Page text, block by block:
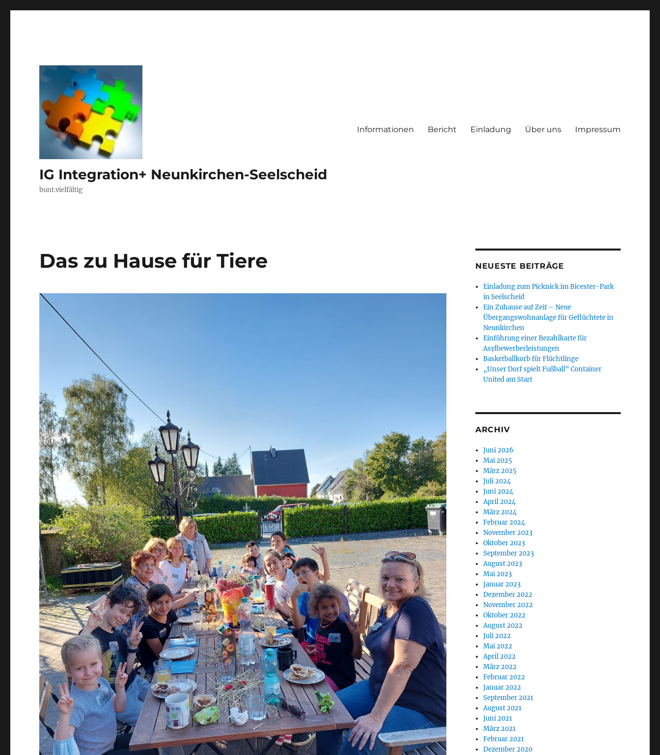
IG Integration+ Neunkirchen-Seelscheid
bunt.vielfältig
Informationen Bericht Einladung Über uns Impressum
Das zu Hause für Tiere NEUESTE BEITRÄGE
Einladung zum Picknick im Bicester-Park
in Seelscheid
Ein Zuhause auf Zeit – Neue
Übergangswohnanlage für Geflüchtete in
Neunkirchen
Einführung einer Bezahlkarte für
Asylbewerberleistungen
Basketballkorb für Flüchtlinge
„Unser Dorf spielt Fußball“ Container
United am Start
ARCHIV
Juni 2026
Mai 2025
März 2025
Juli 2024
Juni 2024
April 2024
März 2024
Februar 2024
November 2023
Oktober 2023
September 2023
August 2023
Mai 2023
Januar 2023
Dezember 2022
November 2022
Oktober 2022
August 2022
Juli 2022
Mai 2022
April 2022
März 2022
Februar 2022
Januar 2022
September 2021
August 2021
Juni 2021
März 2021
Februar 2021
Dezember 2020